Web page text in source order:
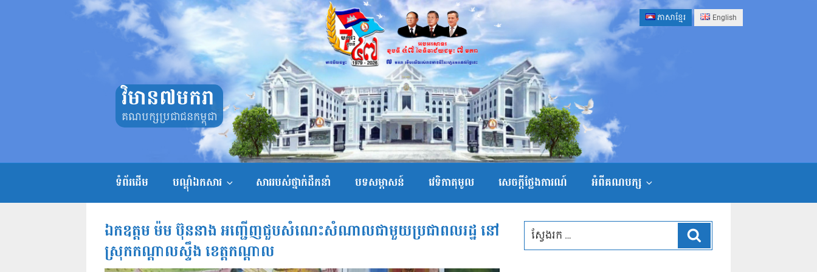
ភាសាខ្មែរ English
វិមាន៧មករា
គណបក្សប្រជាជនកម្ពុជា
ទំព័រដើម បណ្តុំឯកសារ សាររបស់ថ្នាក់ដឹកនាំ បទសម្ភាសន៍ វេទិកាតុមូល សេចក្ដីថ្លែងការណ៍ អំពីគណបក្ស
ឯកឧត្តម ម៉ម ប៊ុននាង អញ្ជើញជួបសំណេះសំណាលជាមួយប្រជាពលរដ្ឋ នៅ
ស្រុកកណ្តាលស្ទឹង ខេត្តកណ្តាល